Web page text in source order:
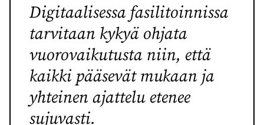
Digitaalisessa fasilitoinnissa
tarvitaan kykyä ohjata
vuorovaikutusta niin, että
kaikki pääsevät mukaan ja
yhteinen ajattelu etenee
sujuvasti.